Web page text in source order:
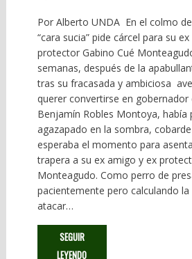
Por Alberto UNDA En el colmo
“cara sucia” pide cárcel para su
protector Gabino Cué
semanas, después de la
tras su fracasada y ambiciosa
querer convertirse en gobernador
Benjamín Robles Montoya, había
agazapado en la sombra,
esperaba el momento para
trapera a su ex amigo y ex
Monteagudo. Como perro de
pacientemente pero calculando
atacar…
SEGUIR
LEYENDO